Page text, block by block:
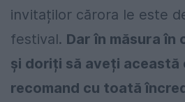
invitaților cărora le este
festival. Dar în măsura în
și doriți să aveți această
recomand cu toată